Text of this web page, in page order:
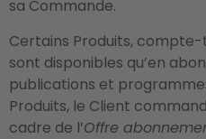
sa Commande.
Certains Produits,
sont disponibles qu’en
publications et
Produits, le Client
cadre de l’Offre